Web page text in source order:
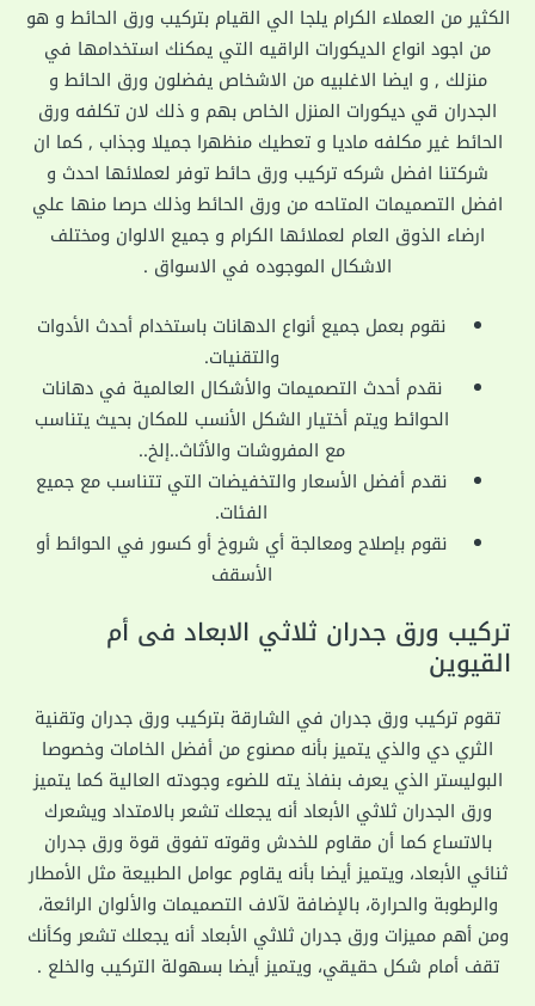
الكثير من العملاء الكرام يلجا الي القيام بتركيب ورق الحائط و هو
من اجود انواع الديكورات الراقيه التي يمكنك استخدامها في
منزلك , و ايضا الاغلبيه من الاشخاص يفضلون ورق الحائط و
الجدران قي ديكورات المنزل الخاص بهم و ذلك لان تكلفه ورق
الحائط غير مكلفه ماديا و تعطيك منظهرا جميلا وجذاب , كما ان
شركتنا افضل شركه تركيب ورق حائط توفر لعملائها احدث و
افضل التصميمات المتاحه من ورق الحائط وذلك حرصا منها علي
ارضاء الذوق العام لعملائها الكرام و جميع الالوان ومختلف
الاشكال الموجوده في الاسواق .
نقوم بعمل جميع أنواع الدهانات باستخدام أحدث الأدوات
والتقنيات.
نقدم أحدث التصميمات والأشكال العالمية في دهانات
الحوائط ويتم أختيار الشكل الأنسب للمكان بحيث يتناسب
مع المفروشات والأثاث..إلخ..
نقدم أفضل الأسعار والتخفيضات التي تتناسب مع جميع
الفئات.
نقوم بإصلاح ومعالجة أي شروخ أو كسور في الحوائط أو
الأسقف
تركيب ورق جدران ثلاثي الابعاد فى أم
القيوين
تقوم تركيب ورق جدران في الشارقة بتركيب ورق جدران وتقنية
الثري دي والذي يتميز بأنه مصنوع من أفضل الخامات وخصوصا
البوليستر الذي يعرف بنفاذ يته للضوء وجودته العالية كما يتميز
ورق الجدران ثلاثي الأبعاد أنه يجعلك تشعر بالامتداد ويشعرك
بالاتساع كما أن مقاوم للخدش وقوته تفوق قوة ورق جدران
ثنائي الأبعاد، ويتميز أيضا بأنه يقاوم عوامل الطبيعة مثل الأمطار
والرطوبة والحرارة، بالإضافة لآلاف التصميمات والألوان الرائعة،
ومن أهم مميزات ورق جدران ثلاثي الأبعاد أنه يجعلك تشعر وكأنك
تقف أمام شكل حقيقي، ويتميز أيضا بسهولة التركيب والخلع .